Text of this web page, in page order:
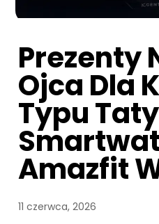
Prezenty
Ojca Dla
Typu
Amazfit
11 czerwca, 2026